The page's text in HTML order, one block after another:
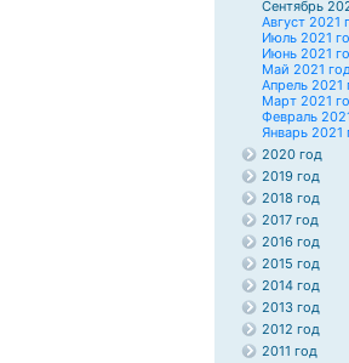
Сентябрь
Август 2021
Июль 2021
Июнь 2021
Май 2021
Апрель 2021
Март 2021
Февраль
Январь 2021
2020 год
2019 год
2018 год
2017 год
2016 год
2015 год
2014 год
2013 год
2012 год
2011 год